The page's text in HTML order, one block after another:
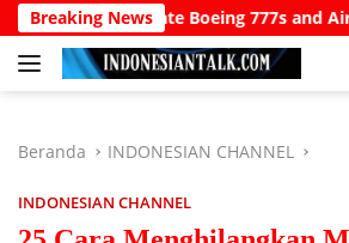
Langsung
ke
konten
Breaking News
Boeing 777s and Airbus A380s
Beranda INDONESIAN CHANNEL
INDONESIAN CHANNEL